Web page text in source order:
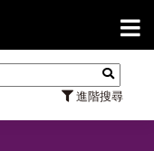
進階搜尋
【7/31】